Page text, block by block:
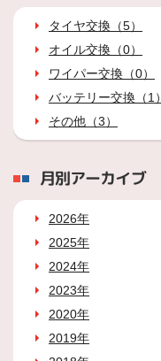
タイヤ交換（5）
オイル交換（0）
ワイパー交換（0）
バッテリー交換（1）
その他（3）
月別アーカイブ
2026年
2025年
2024年
2023年
2020年
2019年